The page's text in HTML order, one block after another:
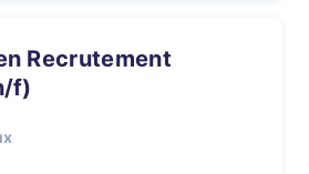
f)